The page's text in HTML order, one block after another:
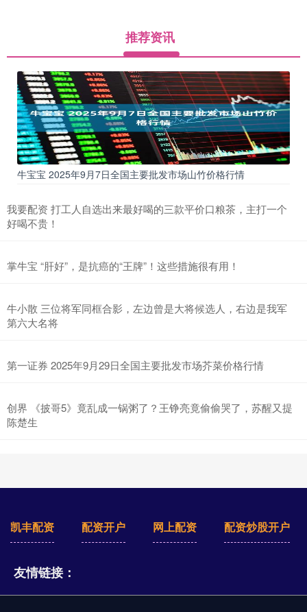
推荐资讯
牛宝宝 2025年9月7日全国主要批发市场山竹价格行情
我要配资 打工人自选出来最好喝的三款平价口粮茶，主打一个
好喝不贵！
掌牛宝 “肝好”，是抗癌的“王牌”！这些措施很有用！
牛小散 三位将军同框合影，左边曾是大将候选人，右边是我军
第六大名将
第一证券 2025年9月29日全国主要批发市场芥菜价格行情
创界 《披哥5》竟乱成一锅粥了？王铮亮竟偷偷哭了，苏醒又提
陈楚生
凯丰配资 配资开户 网上配资 配资炒股开户
友情链接：